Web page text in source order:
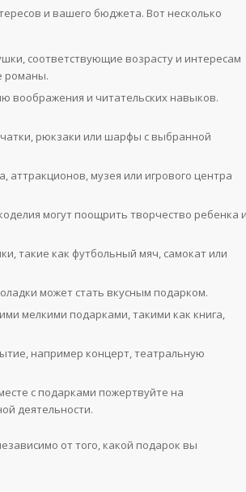
и вашего бюджета. Вот несколько
соответствующие возрасту и интересам
романы.
воображения и читательских навыков.
рюкзаки или шарфы с выбранной
музея или игрового центра
могут поощрить творчество ребенка
такие как футбольный мяч, самокат или
может стать вкусным подарком.
мелкими подарками, такими как книга,
например концерт, театральную
с подарками пожертвуйте на
деятельности.
от того, какой подарок вы